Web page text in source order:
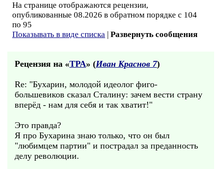
На странице отображаются рецензии,
опубликованные 08.2026 в обратном порядке с 104
по 95
Показывать в виде списка | Развернуть сообщения
Рецензия на «ТРА» (Иван Краснов 7)
Re: "Бухарин, молодой идеолог фиго-
большевиков сказал Сталину: зачем вести страну
вперёд - нам для себя и так хватит!"
Это правда?
Я про Бухарина знаю только, что он был
"любимцем партии" и пострадал за преданность
делу революции.